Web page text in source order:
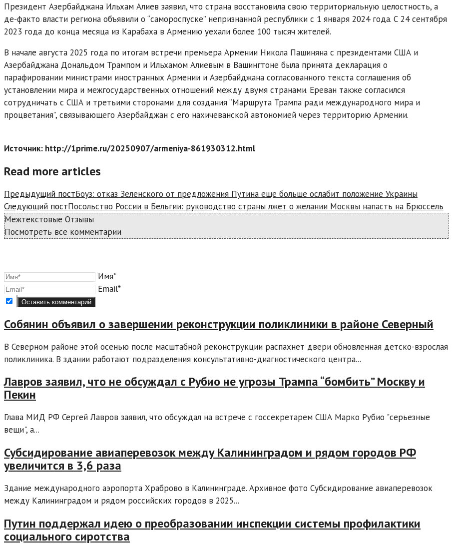
Президент Азербайджана Ильхам Алиев заявил, что страна восстановила свою территориальную целостность, а
де-факто власти региона объявили о “самороспуске” непризнанной республики с 1 января 2024 года. С 24 сентября
2023 года до конца месяца из Карабаха в Армению уехали более 100 тысяч жителей.
В начале августа 2025 года по итогам встречи премьера Армении Никола Пашиняна с президентами США и
Азербайджана Дональдом Трампом и Ильхамом Алиевым в Вашингтоне была принята декларация о
парафировании министрами иностранных Армении и Азербайджана согласованного текста соглашения об
установлении мира и межгосударственных отношений между двумя странами. Ереван также согласился
сотрудничать с США и третьими сторонами для создания “Маршрута Трампа ради международного мира и
процветания”, связывающего Азербайджан с его нахичеванской автономией через территорию Армении.
Источник: http://1prime.ru/20250907/armeniya-861930312.html
Read more articles
Предыдущий постБоуз: отказ Зеленского от предложения Путина еще больше ослабит положение Украины
Следующий постПосольство России в Бельгии: руководство страны лжет о желании Москвы напасть на Брюссель
Межтекстовые Отзывы
Посмотреть все комментарии
Имя*
Email*
Собянин объявил о завершении реконструкции поликлиники в районе Северный
В Северном районе этой осенью после масштабной реконструкции распахнет двери обновленная детско-взрослая
поликлиника. В здании работают подразделения консультативно-диагностического центра...
Лавров заявил, что не обсуждал с Рубио не угрозы Трампа “бомбить” Москву и
Пекин
Глава МИД РФ Сергей Лавров заявил, что обсуждал на встрече с госсекретарем США Марко Рубио "серьезные
вещи", а...
Субсидирование авиаперевозок между Калининградом и рядом городов РФ
увеличится в 3,6 раза
Здание международного аэропорта Храброво в Калининграде. Архивное фото Субсидирование авиаперевозок
между Калининградом и рядом российских городов в 2025...
Путин поддержал идею о преобразовании инспекции системы профилактики
социального сиротства